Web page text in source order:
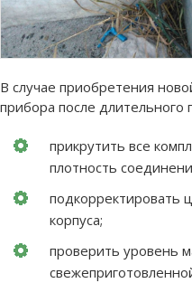
В случае приобретения
прибора после длительного
прикрутить все
плотность
подкорректировать
корпуса;
проверить уровень